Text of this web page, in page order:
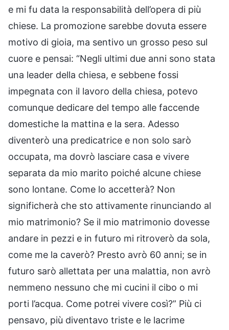
e mi fu data la responsabilità dell’opera di più
chiese. La promozione sarebbe dovuta essere
motivo di gioia, ma sentivo un grosso peso sul
cuore e pensai: “Negli ultimi due anni sono stata
una leader della chiesa, e sebbene fossi
impegnata con il lavoro della chiesa, potevo
comunque dedicare del tempo alle faccende
domestiche la mattina e la sera. Adesso
diventerò una predicatrice e non solo sarò
occupata, ma dovrò lasciare casa e vivere
separata da mio marito poiché alcune chiese
sono lontane. Come lo accetterà? Non
significherà che sto attivamente rinunciando al
mio matrimonio? Se il mio matrimonio dovesse
andare in pezzi e in futuro mi ritroverò da sola,
come me la caverò? Presto avrò 60 anni; se in
futuro sarò allettata per una malattia, non avrò
nemmeno nessuno che mi cucini il cibo o mi
porti l’acqua. Come potrei vivere così?” Più ci
pensavo, più diventavo triste e le lacrime